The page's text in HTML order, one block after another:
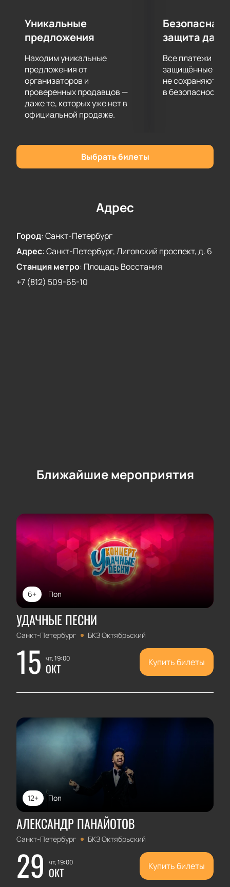
Уникальные
предложения
Находим уникальные
предложения от
организаторов и
проверенных продавцов —
даже те, которых уже нет в
официальной продаже.
Безопасная
защита
Все платежи
защищённые
не сохраняются
в безопасности.
Выбрать билеты
Адрес
Город:Санкт-Петербург
Адрес:Санкт-Петербург, Лиговский проспект, д. 6
Станция метро: Площадь Восстания
+7 (812) 509-65-10
Ближайшие мероприятия
Поп
6+
УДАЧНЫЕ ПЕСНИ
Санкт-Петербург БКЗ Октябрьский
15 чт, 19:00
ОКТ Купить билеты
Поп
12+
АЛЕКСАНДР ПАНАЙОТОВ
Санкт-Петербург БКЗ Октябрьский
29 чт, 19:00
ОКТ Купить билеты